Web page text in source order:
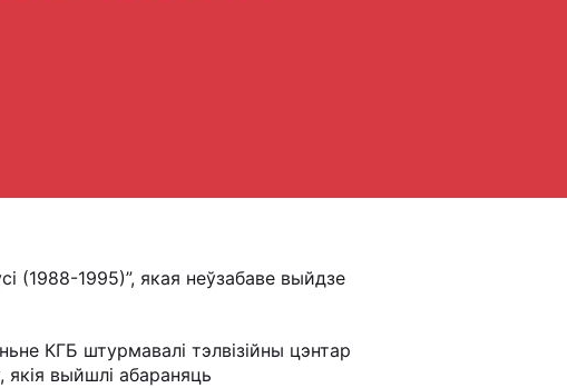
(1988-1995)”, якая неўзабаве выйдзе
КГБ штурмавалі тэлвізійны цэнтар
якія выйшлі абараняць